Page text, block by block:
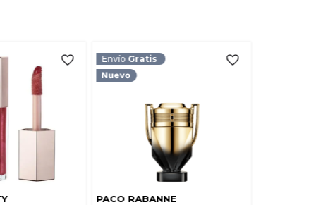
Envío Gratis
PACO RABANNE